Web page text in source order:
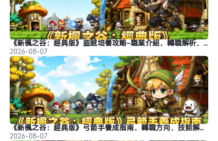
《新楓之谷：經典版》盜賊培養攻略-職業介紹、轉職解析、玩法推薦
2026-08-07
《新楓之谷：經典版》弓箭手養成指南、轉職方向、技能解析、玩法分析
2026-08-07